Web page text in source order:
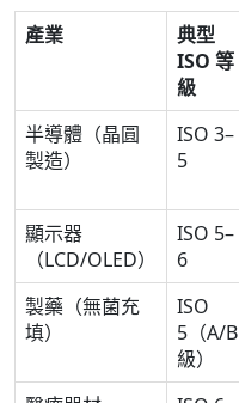
產業
典型
ISO 等
級
半導體（晶圓
製造）
ISO 3–
5
顯示器
（LCD/OLED）
ISO 5–
6
製藥（無菌充
填）
ISO
5（A/B
級）